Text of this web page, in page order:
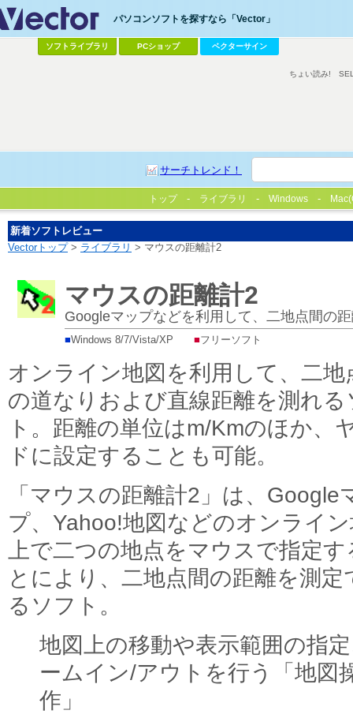
パソコンソフトを探すなら「Vector」
ソフトライブラリ PCショップ ベクターサイン
サーチトレンド！
ちょい読み!
トップ ライブラリ Windows
新着ソフトレビュー
Vectorトップ> ライブラリ > マウスの距離計2
マウスの距離計2
Googleマップなどを利用して、二地点間の
■Windows 8/7/Vista/XP ■フリーソフト
オンライン地図を利用して、二地
の道なりおよび直線距離を測れる
ト。距離の単位はm/Kmのほか、
ドに設定することも可能。
「マウスの距離計2」は、Google
プ、Yahoo!地図などのオンライ
上で二つの地点をマウスで指定す
とにより、二地点間の距離を測定
るソフト。
地図上の移動や表示範囲の指
ームイン/アウトを行う「地図
作」